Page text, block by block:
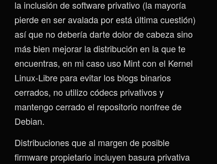
la inclusión de software privativo (la mayoría
pierde en ser avalada por está última cuestión)
así que no debería darte dolor de cabeza sino
más bien mejorar la distribución en la que te
encuentras, en mi caso uso Mint con el Kernel
Linux-Libre para evitar los blogs binarios
cerrados, no utilizo códecs privativos y
mantengo cerrado el repositorio nonfree de
Debian.
Distribuciones que al margen de posible
firmware propietario incluyen basura privativa